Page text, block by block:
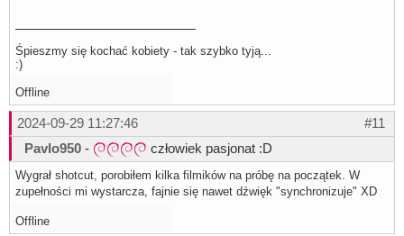
Śpieszmy się kochać kobiety - tak szybko tyją...
:)
Offline
#11
2024-09-29 11:27:46
Pavlo950 - człowiek pasjonat :D
Wygrał shotcut, porobiłem kilka filmików na próbę na początek. W
zupełności mi wystarcza, fajnie się nawet dźwięk "synchronizuje" XD
Offline